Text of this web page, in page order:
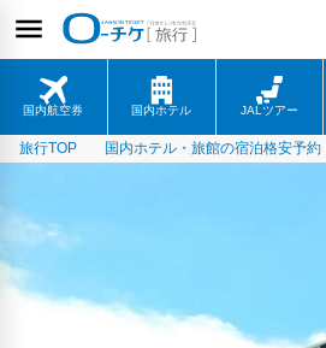
国内航空券 国内ホテル JALツアー
旅行TOP 国内ホテル・旅館の宿泊格安予約